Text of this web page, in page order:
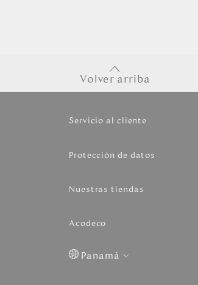
Volver arriba
Servicio al cliente
Protección de datos
Nuestras tiendas
Acodeco
Panamá